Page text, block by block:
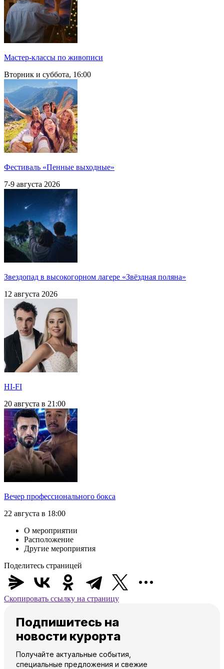
Мастер-классы по живописи
Вторник и суббота, 16:00
Фестиваль «Пенные выходные»
7-9 августа 2026
Звездопад в высокогорном лагере «Звёздная поляна»
12 августа 2026
HI-FI
20 августа в 21:00
Вечер профессионального бокса
22 августа в 18:00
О мероприятии
Расположение
Другие мероприятия
Поделитесь страницей
Скопировать ссылку на страницу
Подпишитесь на
новости курорта
Получайте актуальные события,
специальные предложения и свежие